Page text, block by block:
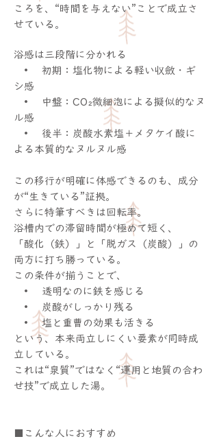
ころを、“時間を与えない”ことで成立さ
せている。
浴感は三段階に分かれる
• 初期：塩化物による軽い収斂・ギ
シ感
• 中盤：CO₂微細泡による擬似的なヌ
ル感
• 後半：炭酸水素塩＋メタケイ酸に
よる本質的なヌルヌル感
この移行が明確に体感できるのも、成分
が“生きている”証拠。
さらに特筆すべきは回転率。
浴槽内での滞留時間が極めて短く、
「酸化（鉄）」と「脱ガス（炭酸）」の
両方に打ち勝っている。
この条件が揃うことで、
• 透明なのに鉄を感じる
• 炭酸がしっかり残る
• 塩と重曹の効果も活きる
という、本来両立しにくい要素が同時成
立している。
これは“泉質”ではなく“運用と地質の合わ
せ技”で成立した湯。
■こんな人におすすめ